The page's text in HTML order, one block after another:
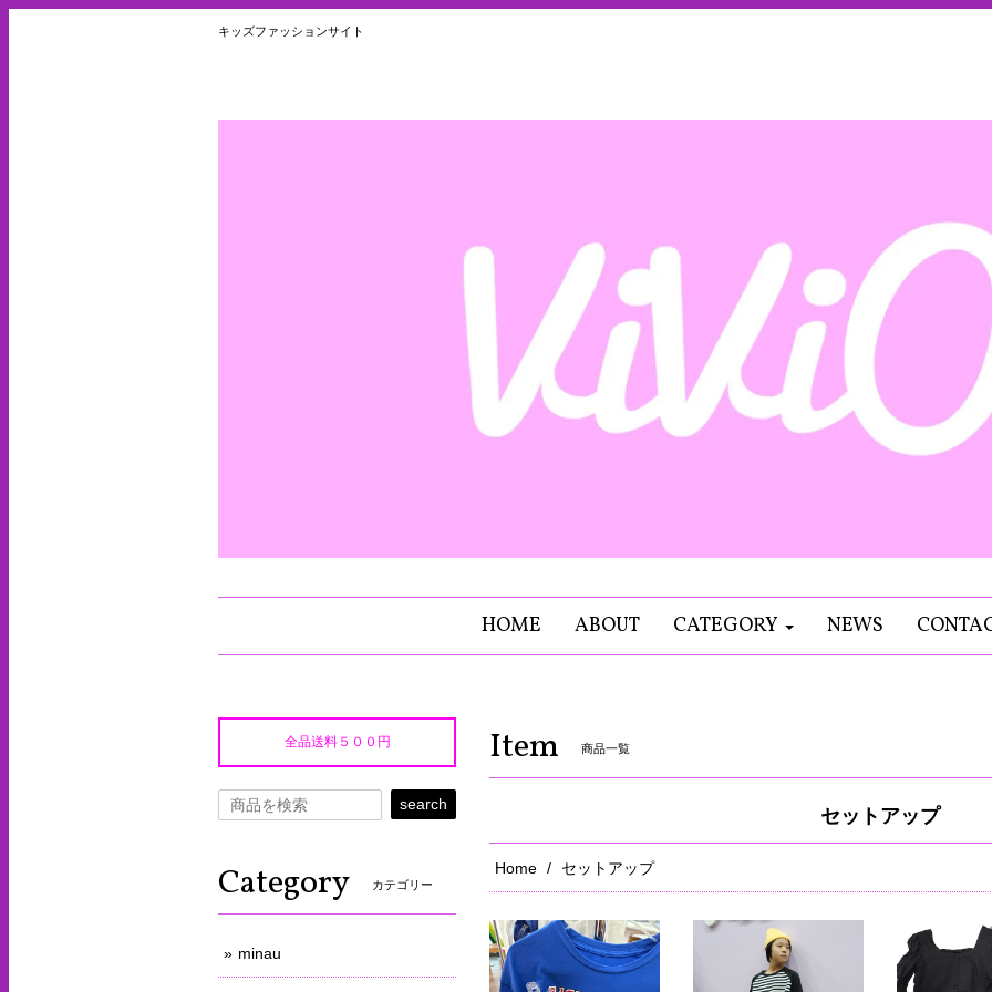
キッズファッションサイト
HOME ABOUT CATEGORY NEWS
Item 商品一覧
セットアップ
Home セットアップ
全品送料５００円
search
Category カテゴリー
minau